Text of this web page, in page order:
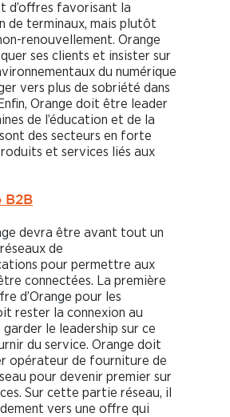
d’offres favorisant la
de terminaux, mais plutôt
renouvellement. Orange
ses clients et insister sur
du numérique
vers plus de sobriété dans
Orange doit être leader
de l’éducation et de la
des secteurs en forte
et services liés aux
B2B
devra être avant tout un
de
pour permettre aux
connectées. La première
d’Orange pour les
rester la connexion au
le leadership sur ce
du service. Orange doit
opérateur de fourniture de
pour devenir premier sur
Sur cette partie réseau, il
vers une offre qui